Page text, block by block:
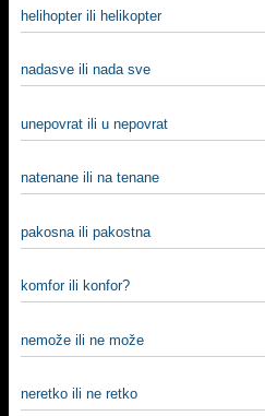
helihopter ili helikopter
nadasve ili nada sve
unepovrat ili u nepovrat
natenane ili na tenane
pakosna ili pakostna
komfor ili konfor?
nemože ili ne može
neretko ili ne retko